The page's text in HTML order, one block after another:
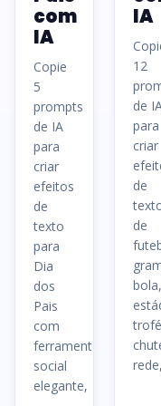
com
IA
Copie
5
prompts
de IA
para
criar
efeitos
de
texto
para
Dia
dos
Pais
com
ferramentas,
social
elegante,
IA
12
de
para
criar
de
de
bola,